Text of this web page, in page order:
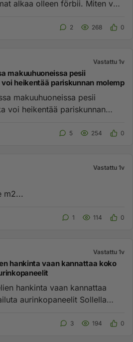
alkaa olleen förbii. Miten voi
2 268 0
Vastattu 1v
makuuhuoneissa pesii
heikentää pariskunnan molemp
makuuhuoneissa pesii
voi heikentää pariskunnan
5 254 0
Vastattu 1v
m2...
1 114 0
Vastattu 1v
hankinta vaan kannattaa koko
aurinkopaneelit
hankinta vaan kannattaa
3 194 0